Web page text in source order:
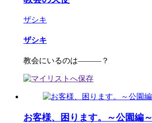
ザシキ
ザシキ
教会にいるのは―――？
お客様、困ります。～公園編～